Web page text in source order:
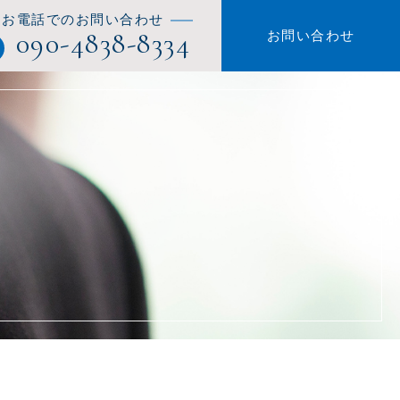
お電話でのお問い合わせ
090-4838-8334 お問い合わせ